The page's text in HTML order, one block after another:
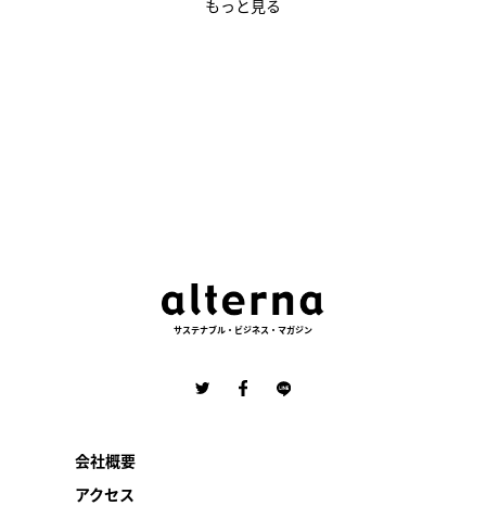
もっと見る
サステナブル・ビジネス・マガジン
会社概要
アクセス